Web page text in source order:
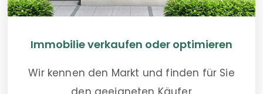
Immobilie verkaufen oder optimieren
Wir kennen den Markt und finden für Sie